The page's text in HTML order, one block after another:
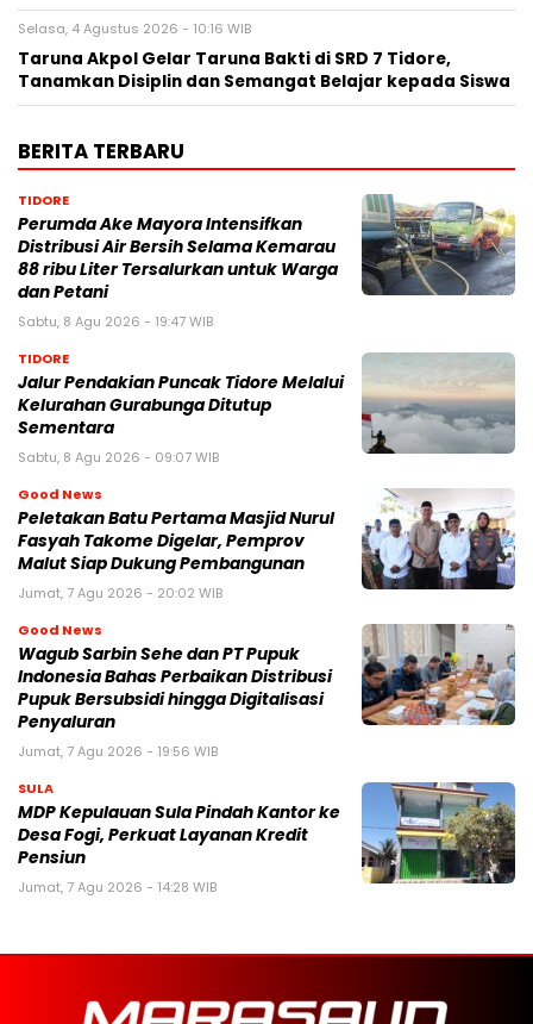
Selasa, 4 Agustus 2026 - 10:16 WIB
Taruna Akpol Gelar Taruna Bakti di SRD 7 Tidore,
Tanamkan Disiplin dan Semangat Belajar kepada Siswa
BERITA TERBARU
TIDORE
Perumda Ake Mayora Intensifkan
Distribusi Air Bersih Selama Kemarau
88 ribu Liter Tersalurkan untuk Warga
dan Petani
Sabtu, 8 Agu 2026 - 19:47 WIB
TIDORE
Jalur Pendakian Puncak Tidore Melalui
Kelurahan Gurabunga Ditutup
Sementara
Sabtu, 8 Agu 2026 - 09:07 WIB
Good News
Peletakan Batu Pertama Masjid Nurul
Fasyah Takome Digelar, Pemprov
Malut Siap Dukung Pembangunan
Jumat, 7 Agu 2026 - 20:02 WIB
Good News
Wagub Sarbin Sehe dan PT Pupuk
Indonesia Bahas Perbaikan Distribusi
Pupuk Bersubsidi hingga Digitalisasi
Penyaluran
Jumat, 7 Agu 2026 - 19:56 WIB
SULA
MDP Kepulauan Sula Pindah Kantor ke
Desa Fogi, Perkuat Layanan Kredit
Pensiun
Jumat, 7 Agu 2026 - 14:28 WIB